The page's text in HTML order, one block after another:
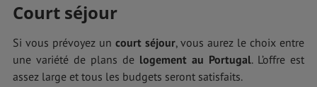
Court séjour
Si vous prévoyez un court séjour, vous aurez le choix entre
une variété de plans de logement au Portugal. L’offre est
assez large et tous les budgets seront satisfaits.